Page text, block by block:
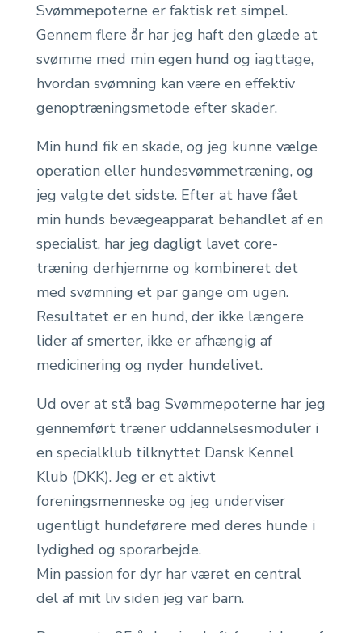
Svømmepoterne er faktisk ret simpel.
Gennem flere år har jeg haft den glæde at
svømme med min egen hund og iagttage,
hvordan svømning kan være en effektiv
genoptræningsmetode efter skader.
Min hund fik en skade, og jeg kunne vælge
operation eller hundesvømmetræning, og
jeg valgte det sidste. Efter at have fået
min hunds bevægeapparat behandlet af en
specialist, har jeg dagligt lavet core-
træning derhjemme og kombineret det
med svømning et par gange om ugen.
Resultatet er en hund, der ikke længere
lider af smerter, ikke er afhængig af
medicinering og nyder hundelivet.
Ud over at stå bag Svømmepoterne har jeg
gennemført træner uddannelsesmoduler i
en specialklub tilknyttet Dansk Kennel
Klub (DKK). Jeg er et aktivt
foreningsmenneske og jeg underviser
ugentligt hundeførere med deres hunde i
lydighed og sporarbejde.
Min passion for dyr har været en central
del af mit liv siden jeg var barn.